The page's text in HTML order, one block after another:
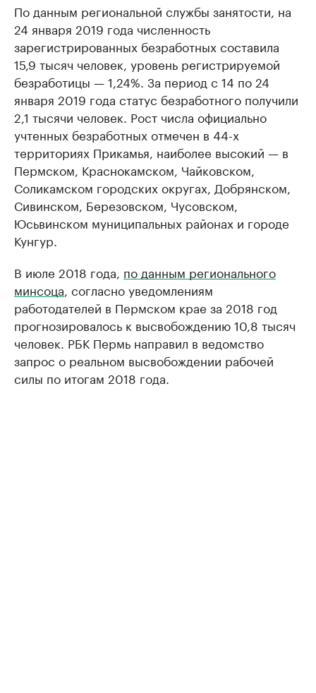
По данным региональной службы занятости, на
24 января 2019 года численность
зарегистрированных безработных составила
15,9 тысяч человек, уровень регистрируемой
безработицы — 1,24%. За период с 14 по 24
января 2019 года статус безработного получили
2,1 тысячи человек. Рост числа официально
учтенных безработных отмечен в 44-х
территориях Прикамья, наиболее высокий — в
Пермском, Краснокамском, Чайковском,
Соликамском городских округах, Добрянском,
Сивинском, Березовском, Чусовском,
Юсьвинском муниципальных районах и городе
Кунгур.
В июле 2018 года, по данным регионального
минсоца , согласно уведомлениям
работодателей в Пермском крае за 2018 год
прогнозировалось к высвобождению 10,8 тысяч
человек. РБК Пермь направил в ведомство
запрос о реальном высвобождении рабочей
силы по итогам 2018 года.